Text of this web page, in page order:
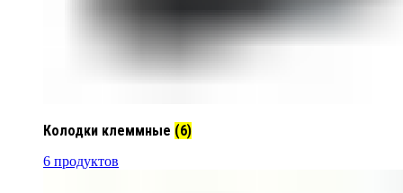
Колодки клеммные (6)
6 продуктов